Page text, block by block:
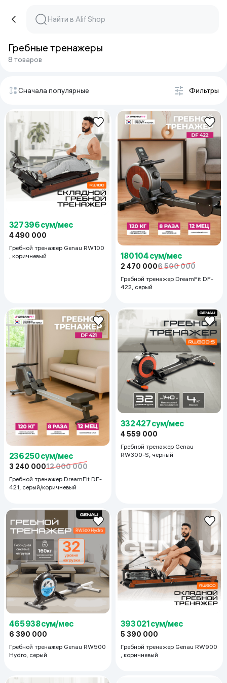
Гребные тренажеры
8 товаров
Сначала популярные Фильтры
327 396 сум/мес
4 490 000
Гребной тренажер Genau RW100
, коричневый
180 104 сум/мес
2 470 0006 500 000
Гребной тренажер DreamFit DF-
422, серый
236 250 сум/мес
3 240 00012 000 000
Гребной тренажер DreamFit DF-
421, серый/коричневый
332 427 сум/мес
4 559 000
Гребной тренажер Genau
RW300-S, чёрный
465 938 сум/мес
6 390 000
Гребной тренажер Genau RW500
Hydro, серый
393 021 сум/мес
5 390 000
Гребной тренажер Genau RW900
, коричневый